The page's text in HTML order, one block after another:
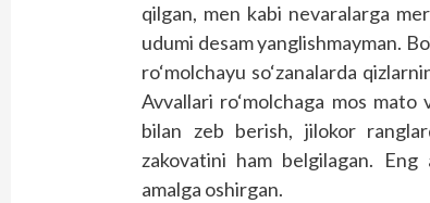
qilgan, men kabi nevaralarga
udumi desam yanglishmayman.
ro‘molchayu so‘zanalarda
Avvallari ro‘molchaga mos
bilan zeb berish, jilokor
zakovatini ham belgilagan. Eng
amalga oshirgan.